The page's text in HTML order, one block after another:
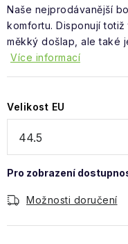
Naše nejprodávanější
komfortu. Disponují totiž
měkký došlap, ale také
Více informací
Velikost EU
Možnosti doručení